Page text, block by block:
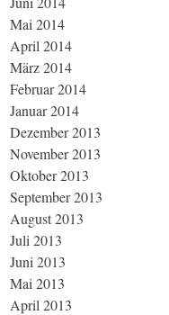
Mai 2014
April 2014
März 2014
Februar 2014
Januar 2014
Dezember 2013
November 2013
Oktober 2013
September 2013
August 2013
Juli 2013
Juni 2013
Mai 2013
April 2013